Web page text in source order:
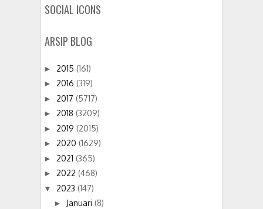
SOCIAL ICONS
ARSIP BLOG
► 2015 (161)
► 2016 (319)
► 2017 (5717)
► 2018 (3209)
► 2019 (2015)
► 2020 (1629)
► 2021 (365)
► 2022 (468)
▼ 2023 (147)
► Januari (8)